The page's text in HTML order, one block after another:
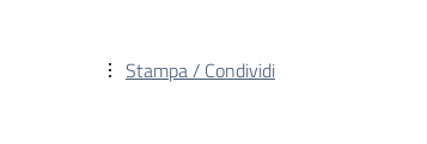
Stampa / Condividi